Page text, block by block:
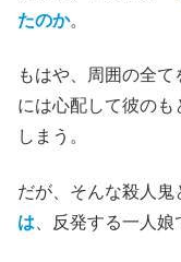
たのか。
もはや、周囲の全
には心配して彼のも
しまう。
だが、そんな殺人鬼
は 、反発する一人